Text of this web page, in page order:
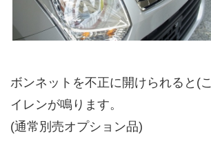
ボンネットを不正に開けられると(
イレンが鳴ります。
(通常別売オプション品)